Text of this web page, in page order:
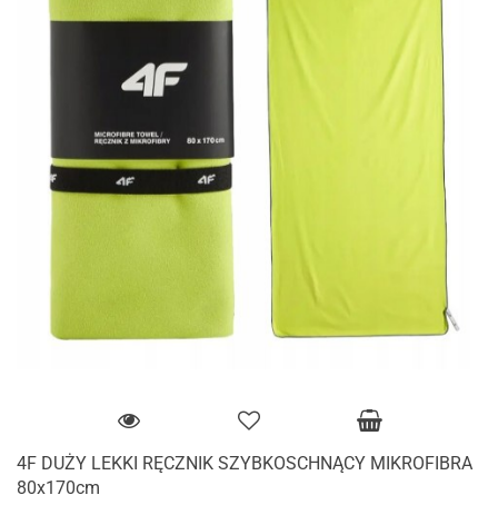
4F DUŻY LEKKI RĘCZNIK SZYBKOSCHNĄCY MIKROFIBRA
80x170cm